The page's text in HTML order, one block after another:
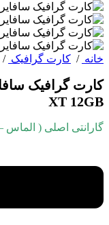
خانه / کارت گرافیک /
XT 12GB
گارانتی اصلی ( الماس